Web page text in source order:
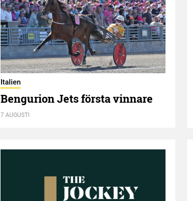
Italien
Bengurion Jets första vinnare
7 AUGUSTI